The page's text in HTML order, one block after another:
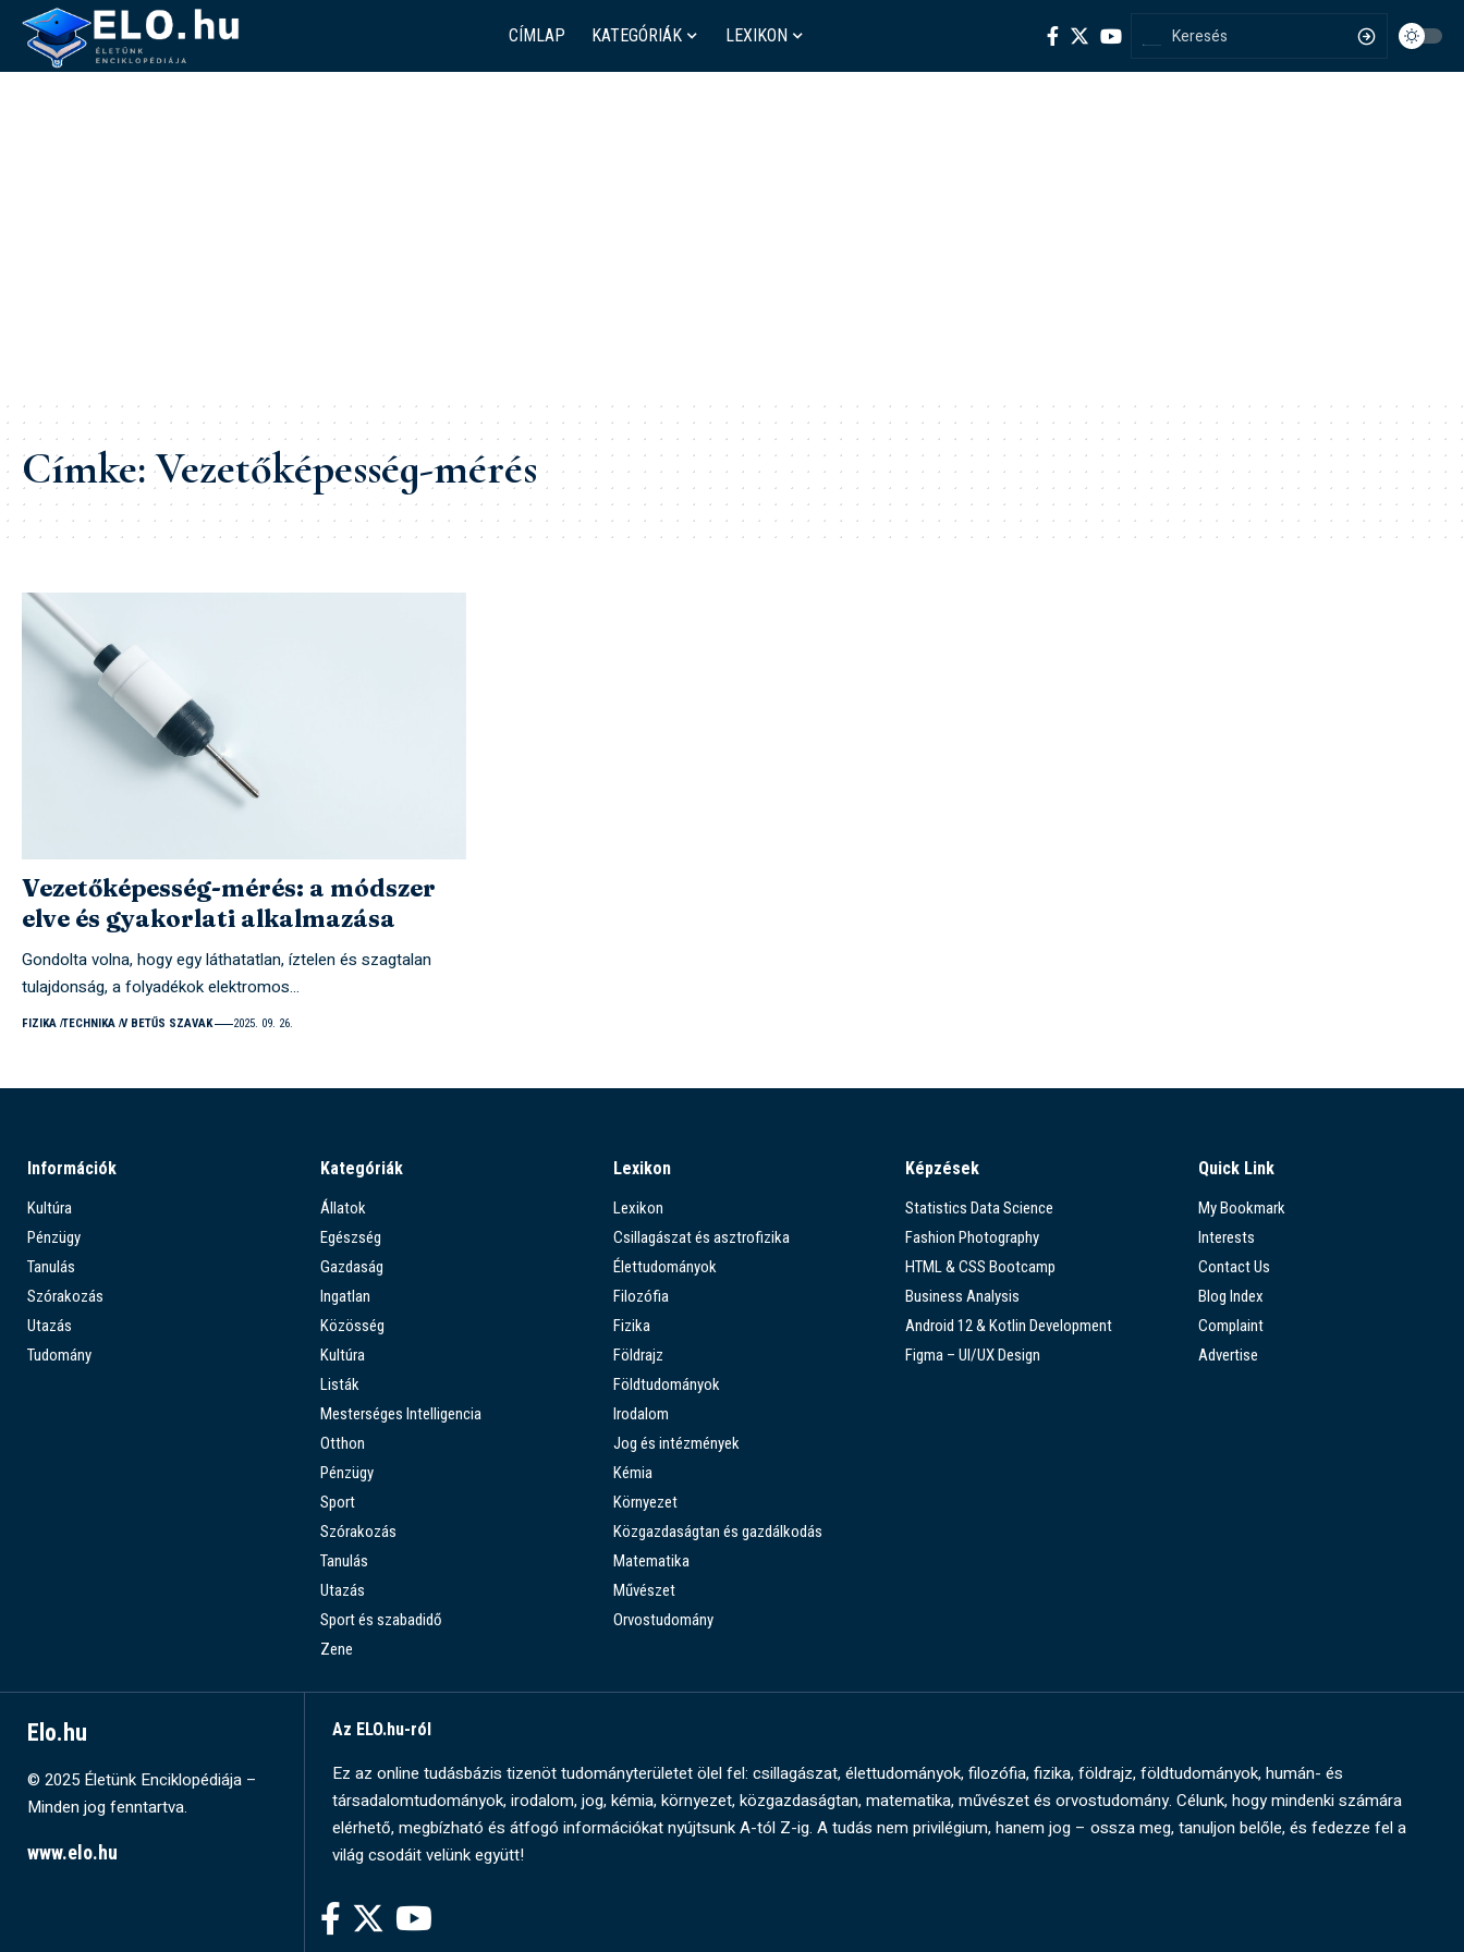
CÍMLAP KATEGÓRIÁK LEXIKON
Címke:Vezetőképesség-mérés
Vezetőképesség-mérés: a módszer
elve és gyakorlati alkalmazása
Gondolta volna, hogy egy láthatatlan, íztelen és szagtalan
tulajdonság, a folyadékok elektromos…
FIZIKA TECHNIKA V BETŰS SZAVAK 2025. 09. 26.
Információk
Kultúra
Pénzügy
Tanulás
Szórakozás
Utazás
Tudomány
Kategóriák
Állatok
Egészség
Gazdaság
Ingatlan
Közösség
Kultúra
Listák
Mesterséges Intelligencia
Otthon
Pénzügy
Sport
Szórakozás
Tanulás
Utazás
Sport és szabadidő
Zene
Lexikon
Lexikon
Csillagászat és asztrofizika
Élettudományok
Filozófia
Fizika
Földrajz
Földtudományok
Irodalom
Jog és intézmények
Kémia
Környezet
Közgazdaságtan és gazdálkodás
Matematika
Művészet
Orvostudomány
Képzések
Statistics Data Science
Fashion Photography
HTML & CSS Bootcamp
Business Analysis
Android 12 & Kotlin Development
Figma – UI/UX Design
Quick Link
My Bookmark
Interests
Contact Us
Blog Index
Complaint
Advertise
Elo.hu
© 2025 Életünk Enciklopédiája –
Minden jog fenntartva.
www.elo.hu
Az ELO.hu-ról
Ez az online tudásbázis tizenöt tudományterületet ölel fel: csillagászat, élettudományok, filozófia, fizika, földrajz, földtudományok, humán- és
társadalomtudományok, irodalom, jog, kémia, környezet, közgazdaságtan, matematika, művészet és orvostudomány. Célunk, hogy mindenki számára
elérhető, megbízható és átfogó információkat nyújtsunk A-tól Z-ig. A tudás nem privilégium, hanem jog – ossza meg, tanuljon belőle, és fedezze fel a
világ csodáit velünk együtt!